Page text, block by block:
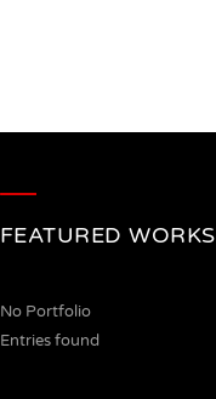
FEATURED WORKS
No Portfolio
Entries found